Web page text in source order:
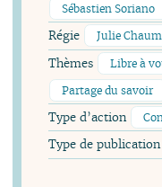
Sébastien Soriano
Régie Julie
Thèmes Libre à
Partage du savoir
Type d’action
Type de publication